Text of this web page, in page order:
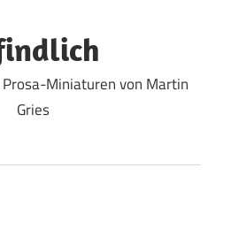
Miniaturen von Martin
Gries